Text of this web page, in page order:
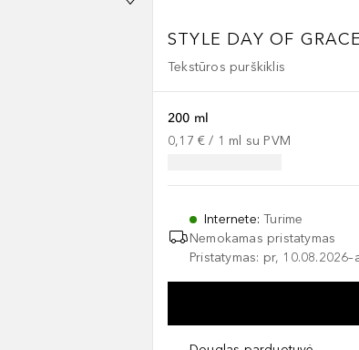
STYLE DAY OF
Tekstūros purškiklis
200 ml
0,17 € / 1 ml su PVM
Internete:Turime
Nemokamas pristatymas
Pristatymas: pr,